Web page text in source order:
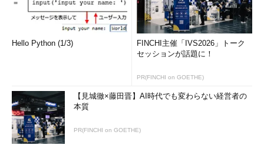
Hello Python (1/3)
FINCHI主催「IVS2026」トーク
セッションが話題に！
PR(FINCHI on GOETHE)
【見城徹×藤田晋】AI時代でも変わらない経営者の
本質
PR(FINCHI on GOETHE)